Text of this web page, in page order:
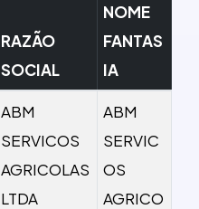
RAZÃO
SOCIAL
NOME
FANTAS
IA
ABM
SERVICOS
AGRICOLAS
LTDA
ABM
SERVIC
OS
AGRICO